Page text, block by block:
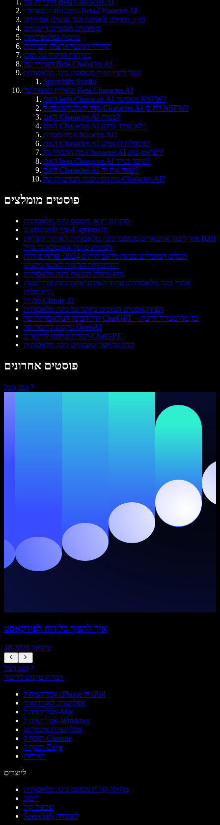
היכרות עם Beta.Character.AI
הטכנולוגיה מאחורי Beta.Character.AI
מגוון דמויות: מאנימה ועד אנשים אמיתיים
שימושים מעשיים ויישומים
נגישות ופלטפורמות
קהילה ואינטראקציה חברתית
בטיחות ופיקוח על תוכן
העתיד של Beta.Character.AI
שער ליצירתיות מבוססת בינה מלאכותית
Speechify Studio
שאלות נפוצות על Beta.Character.AI
האם beta.Character.AI מאפשר NSFW?
מהי האלטרנטיבה ל-Character.AI לתוכן NSFW?
האם Character.AI בטוח?
האם Character.AI לא עובד כרגע?
מה מטרת Character.AI?
האם Character.AI מסוגלת להנפיש?
מה ההבדל בין Character.AI לצ'אט-בוט?
האם beta.Character.AI עובד בנייד?
האם Character.AI שווה את זה?
מה הפונקציה המרכזית של Character.AI?
פוסטים מומלצים
מתרגם וידאו מבוסס בינה מלאכותית
איך להשתמש ב-Captions.ai
איך ליצור אווטארים מבוססי בינה מלאכותית לאיתור לקוחות B2B
וקמפיינים של אאוטבאונד מייל
הכלים המובילים בבינה מלאכותית ב-2024: פותחים דלת
להזדמנויות חדשות לאנשי מקצוע
מהו מחולל תמונות בינה מלאכותית
אתרי בינה מלאכותית: עתיד האינטראקטיביות והחדשנות
הדיגיטלית
מה זה Claude 2?
הפודקאסטים הטובים ביותר על בינה מלאכותית
קול הבינה המלאכותית של ChatGPT – כל מה שצריך לדעת
טקסט לדיבור של OpenAI
המרת טקסט לדיבור ב-ChatGPT
הכל על יוצר טקסטים בינה מלאכותית
פוסטים אחרונים
הצג הכל
איך להפוך כל דוח לפודקאסט
18 בינואר 2026
הצג הכל
המרת טקסט לדיבור
אפליקציה ל-iPhone ול-iPad
אפליקציה לאנדרואיד
אפליקציה ל-Mac
אפליקציה ל-Windows
אפליקציית אינטרנט
תוסף ל-Chrome
תוסף ל-Edge
הורדות
ליוצרים
מחולל קולות מבוסס בינה מלאכותית
דיבוב
שכפול קול
Speechify לעבודה